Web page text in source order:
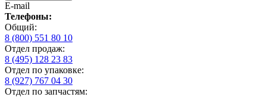
E-mail
Телефоны:
Общий:
8 (800) 551 80 10
Отдел продаж:
8 (495) 128 23 83
Отдел по упаковке:
8 (927) 767 04 30
Отдел по запчастям: